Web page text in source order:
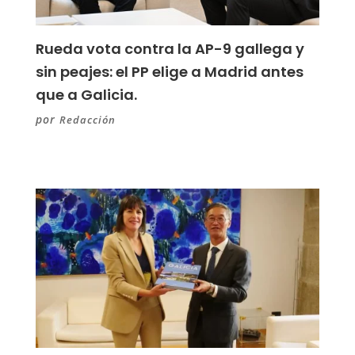
Rueda vota contra la AP-9 gallega y
sin peajes: el PP elige a Madrid antes
que a Galicia.
por Redacción